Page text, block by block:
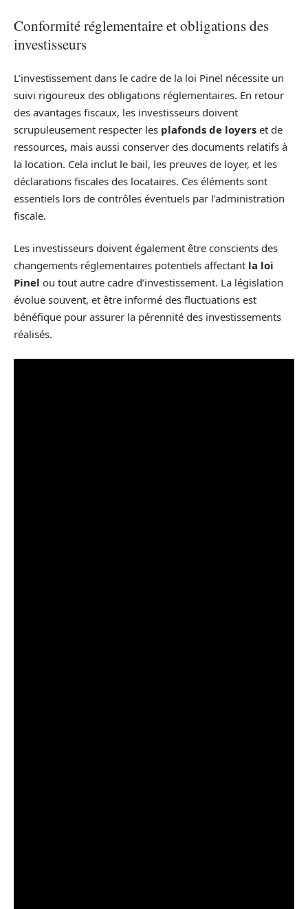
Conformité réglementaire et obligations des
investisseurs
L’investissement dans le cadre de la loi Pinel nécessite un
suivi rigoureux des obligations réglementaires. En retour
des avantages fiscaux, les investisseurs doivent
scrupuleusement respecter les plafonds de loyers et de
ressources, mais aussi conserver des documents relatifs à
la location. Cela inclut le bail, les preuves de loyer, et les
déclarations fiscales des locataires. Ces éléments sont
essentiels lors de contrôles éventuels par l’administration
fiscale.
Les investisseurs doivent également être conscients des
changements réglementaires potentiels affectant la loi
Pinel ou tout autre cadre d’investissement. La législation
évolue souvent, et être informé des fluctuations est
bénéfique pour assurer la pérennité des investissements
réalisés.